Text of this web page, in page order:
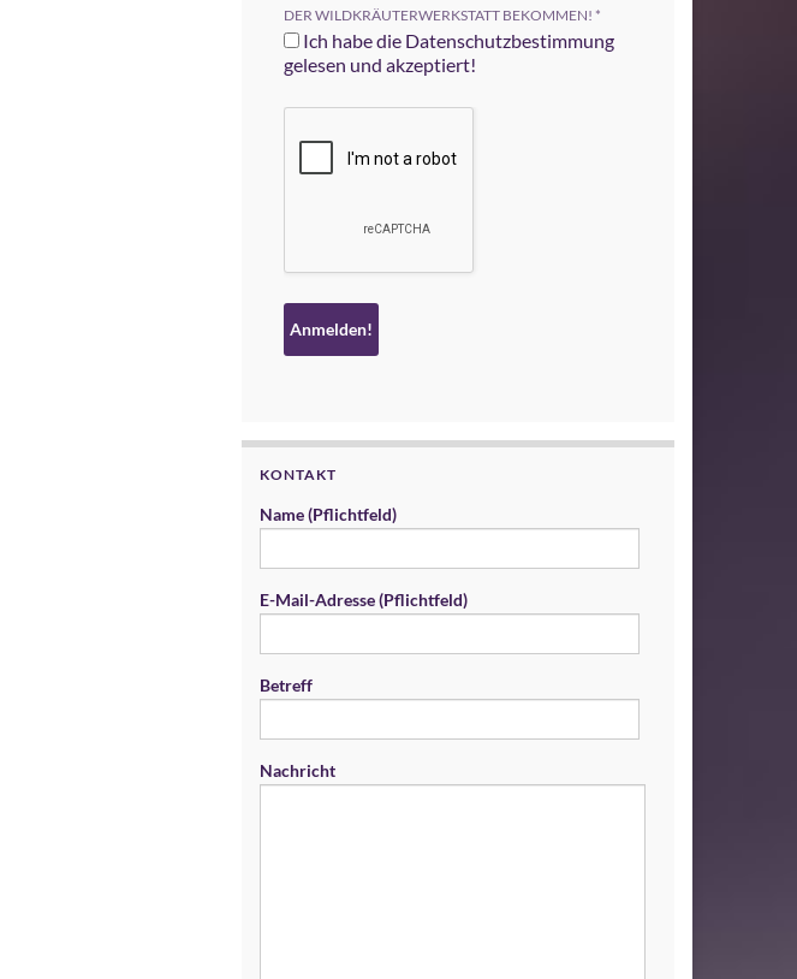
DER WILDKRÄUTERWERKSTATT BEKOMMEN! *
Ich habe die Datenschutzbestimmung
gelesen und akzeptiert!
KONTAKT
Name (Pflichtfeld)
E-Mail-Adresse (Pflichtfeld)
Betreff
Nachricht